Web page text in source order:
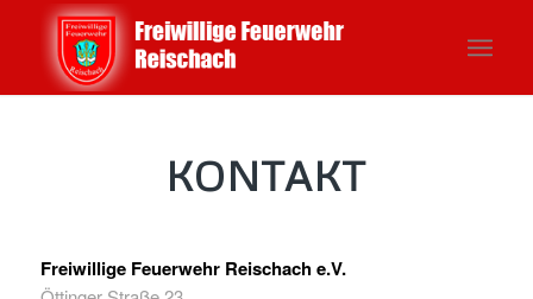
KONTAKT
Freiwillige Feuerwehr Reischach e.V.